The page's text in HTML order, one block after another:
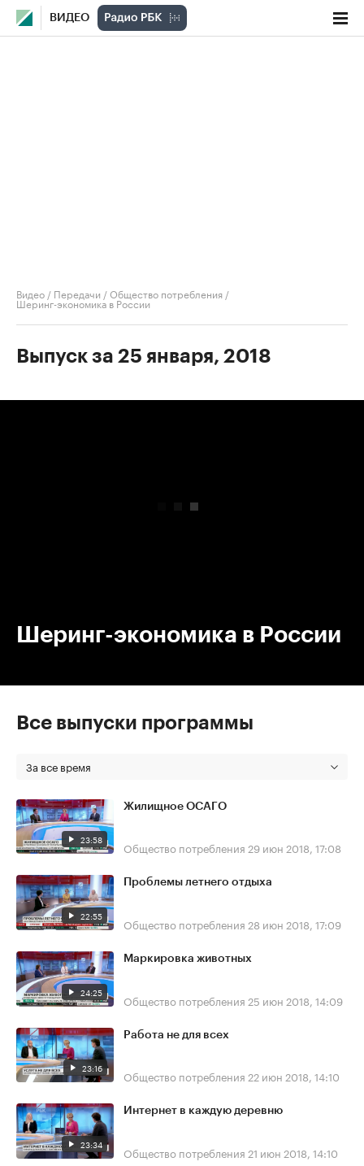
ВИДЕО
Видео / Передачи /Общество потребления /
Шеринг-экономика в России
Выпуск за 25 января, 2018
Шеринг-экономика в России
Все выпуски программы
За все время
23:58
Жилищное ОСАГО
Общество потребления 29 июн 2018, 17:08
22:55
Проблемы летнего отдыха
Общество потребления 28 июн 2018, 17:09
24:25
Маркировка животных
Общество потребления 25 июн 2018, 14:09
23:16
Работа не для всех
Общество потребления 22 июн 2018, 14:10
23:34
Интернет в каждую деревню
Общество потребления 21 июн 2018, 14:10